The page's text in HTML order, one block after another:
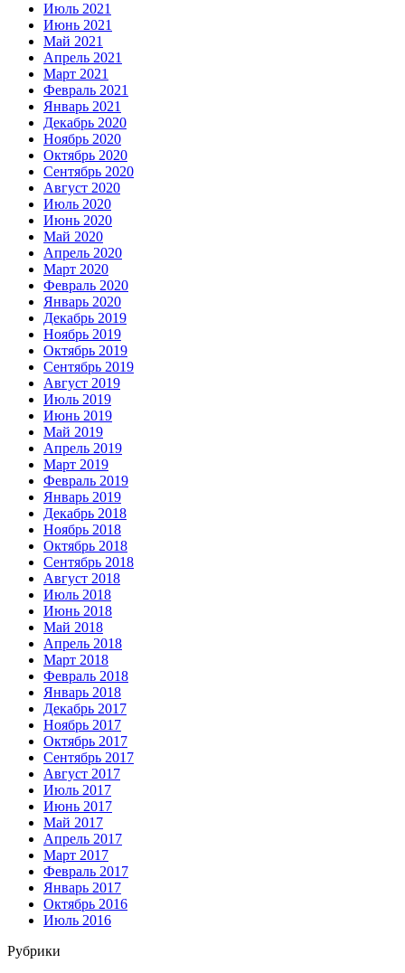
Июль 2021
Июнь 2021
Май 2021
Апрель 2021
Март 2021
Февраль 2021
Январь 2021
Декабрь 2020
Ноябрь 2020
Октябрь 2020
Сентябрь 2020
Август 2020
Июль 2020
Июнь 2020
Май 2020
Апрель 2020
Март 2020
Февраль 2020
Январь 2020
Декабрь 2019
Ноябрь 2019
Октябрь 2019
Сентябрь 2019
Август 2019
Июль 2019
Июнь 2019
Май 2019
Апрель 2019
Март 2019
Февраль 2019
Январь 2019
Декабрь 2018
Ноябрь 2018
Октябрь 2018
Сентябрь 2018
Август 2018
Июль 2018
Июнь 2018
Май 2018
Апрель 2018
Март 2018
Февраль 2018
Январь 2018
Декабрь 2017
Ноябрь 2017
Октябрь 2017
Сентябрь 2017
Август 2017
Июль 2017
Июнь 2017
Май 2017
Апрель 2017
Март 2017
Февраль 2017
Январь 2017
Октябрь 2016
Июль 2016
Рубрики